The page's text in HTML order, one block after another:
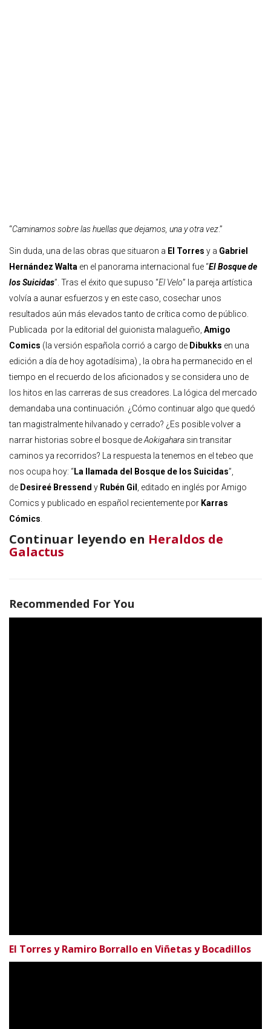
“Caminamos sobre las huellas que dejamos, una y otra vez.”
Sin duda, una de las obras que situaron a El Torres y a Gabriel
Hernández Walta en el panorama internacional fue “El Bosque de
los Suicidas”. Tras el éxito que supuso “El Velo” la pareja artística
volvía a aunar esfuerzos y en este caso, cosechar unos
resultados aún más elevados tanto de crítica como de público.
Publicada por la editorial del guionista malagueño, Amigo
Comics (la versión española corrió a cargo de Dibukks en una
edición a día de hoy agotadísima) , la obra ha permanecido en el
tiempo en el recuerdo de los aficionados y se considera uno de
los hitos en las carreras de sus creadores. La lógica del mercado
demandaba una continuación. ¿Cómo continuar algo que quedó
tan magistralmente hilvanado y cerrado? ¿Es posible volver a
narrar historias sobre el bosque deAokigahara sin transitar
caminos ya recorridos? La respuesta la tenemos en el tebeo que
nos ocupa hoy: “La llamada del Bosque de los Suicidas”,
de Desireé Bressend y Rubén Gil
, editado en inglés por Amigo
Comics y publicado en español recientemente por Karras
Cómics
Continuar leyendo en Heraldos de
Galactus
Recommended For You
El Torres y Ramiro Borrallo en Viñetas y Bocadillos